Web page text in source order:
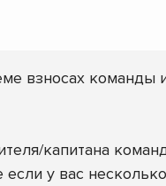
взносах команды
капитана
у вас